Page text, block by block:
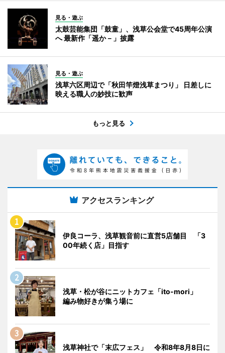
見る・遊ぶ
太鼓芸能集団「鼓童」、浅草公会堂で45周年公演
へ 最新作「遥か－」披露
見る・遊ぶ
浅草六区周辺で「秋田竿燈浅草まつり」 日差しに
映える職人の妙技に歓声
もっと見る
アクセスランキング
伊良コーラ、浅草観音前に直営5店舗目 「3
00年続く店」目指す
浅草・松が谷にニットカフェ「ito-mori」
編み物好きが集う場に
浅草神社で「末広フェス」 令和8年8月8日に